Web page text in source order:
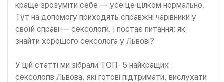
краще зрозуміти себе — усе це цілком нормально.
Тут на допомогу приходять справжні чарівники у
своїй справі — сексологи. І постає питання: як
знайти хорошого сексолога у Львові?
У цій статті ми зібрали ТОП- 5 найкращих
сексологів Львова, які готові підтримати, вислухати